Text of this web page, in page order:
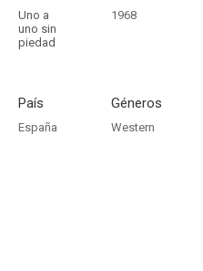
Uno a
uno sin
piedad
1968
País
España
Géneros
Western